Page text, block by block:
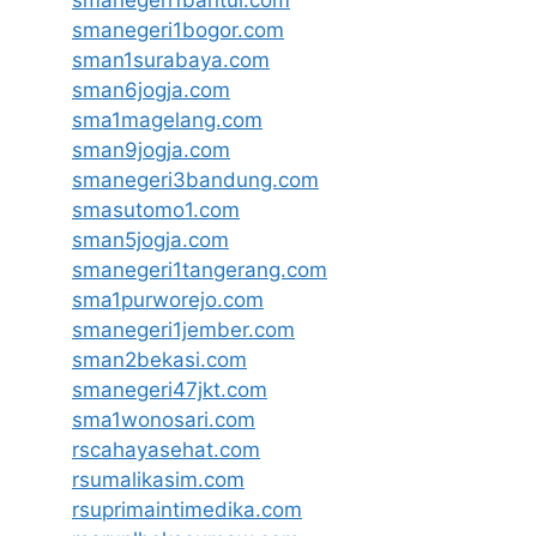
smanegeri1bogor.com
sman1surabaya.com
sman6jogja.com
sma1magelang.com
sman9jogja.com
smanegeri3bandung.com
smasutomo1.com
sman5jogja.com
smanegeri1tangerang.com
sma1purworejo.com
smanegeri1jember.com
sman2bekasi.com
smanegeri47jkt.com
sma1wonosari.com
rscahayasehat.com
rsumalikasim.com
rsuprimaintimedika.com